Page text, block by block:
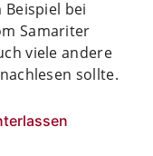
bei
Samariter
viele andere
sollte.